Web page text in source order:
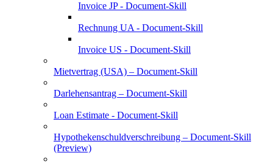
Invoice JP - Document-Skill
Rechnung UA - Document-Skill
Invoice US - Document-Skill
Mietvertrag (USA) – Document-Skill
Darlehensantrag – Document-Skill
Loan Estimate - Document-Skill
Hypothekenschuldverschreibung – Document-Skill
(Preview)